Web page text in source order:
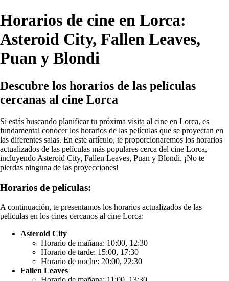
Horarios de cine en Lorca:
Asteroid City, Fallen Leaves,
Puan y Blondi
Descubre los horarios de las películas
cercanas al cine Lorca
Si estás buscando planificar tu próxima visita al cine en Lorca, es
fundamental conocer los horarios de las películas que se proyectan en
las diferentes salas. En este artículo, te proporcionaremos los horarios
actualizados de las películas más populares cerca del cine Lorca,
incluyendo Asteroid City, Fallen Leaves, Puan y Blondi. ¡No te
pierdas ninguna de las proyecciones!
Horarios de películas:
A continuación, te presentamos los horarios actualizados de las
películas en los cines cercanos al cine Lorca:
Asteroid City
Horario de mañana: 10:00, 12:30
Horario de tarde: 15:00, 17:30
Horario de noche: 20:00, 22:30
Fallen Leaves